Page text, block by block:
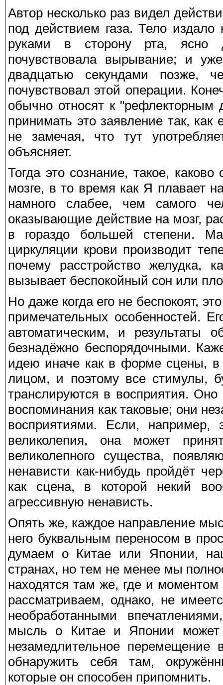
Автор несколько раз видел
под действием газа. Тело издало
руками в сторону рта, ясно
почувствовала вырывание; и
двадцатью секундами позже,
почувствовал этой операции.
обычно относят к
принимать это заявление так,
не замечая, что тут
объясняет.
Тогда это сознание, такое,
мозге, в то время как Я плавает
намного слабее, чем самого
оказывающие действие на мозг,
в гораздо большей степени.
циркуляции крови производит
почему расстройство желудка,
вызывает беспокойный сон или
Но даже когда его не беспокоят,
примечательных особенностей.
автоматическим, и результаты
безнадёжно беспорядочными.
идею иначе как в форме сцены, в
лицом, и поэтому все стимулы,
транслируются в восприятия.
воспоминания как таковые; они
восприятиями. Если, например,
великолепия, она может
великолепного существа,
ненависти как-нибудь пройдёт
как сцена, в которой некий
агрессивную ненависть.
Опять же, каждое направление
него буквальным переносом в
думаем о Китае или Японии,
странах, но тем не менее мы
находятся там же, где и
рассматриваем, однако, не
необработанными
мысль о Китае и Японии может
незамедлительное
обнаружить себя там,
которые он способен припомнить.